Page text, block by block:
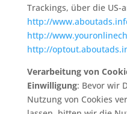
Trackings, über die US-
http://
http://
http://
Verarbeitung von
Einwilligung: Bevor wir
Nutzung von Cookies